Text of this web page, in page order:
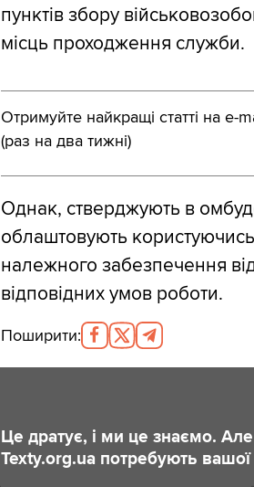
пунктів збору
місць проходження служби.
Отримуйте найкращі статті на e-
(раз на два тижні)
Однак, стверджують в
облаштовують
належного забезпечення
відповідних умов роботи.
Поширити:
Це дратує, і ми це знаємо.
Texty.org.ua потребують вашої